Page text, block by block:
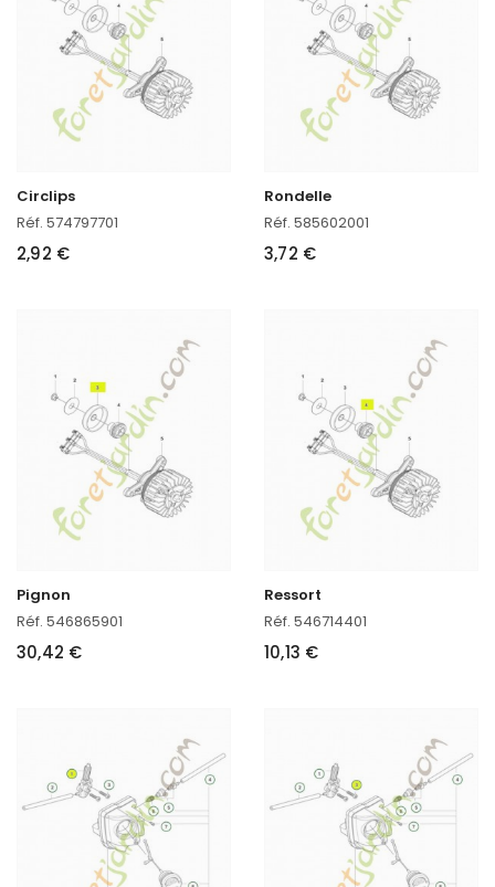
Circlips
Réf. 574797701
2,92 €
Rondelle
Réf. 585602001
3,72 €
Pignon
Réf. 546865901
30,42 €
Ressort
Réf. 546714401
10,13 €